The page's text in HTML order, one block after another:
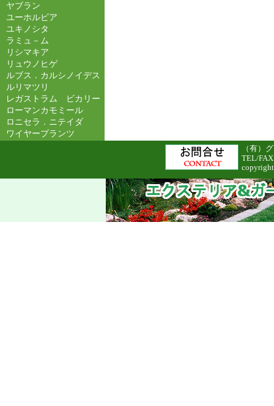
ヤブラン
ユーホルビア
ユキノシタ
ラミュ－ム
リシマキア
リュウノヒゲ
ルブス．カルシノイデス
ルリマツリ
レガストラム ビカリー
ローマンカモミール
ロニセラ．ニテイダ
ワイヤープランツ
（有）
TEL/
copyright